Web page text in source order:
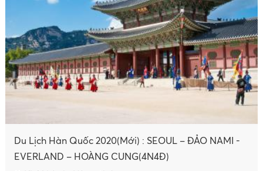
Tour Trung Quốc: Trương Gia Giới - Phượng Hoàng
Cổ Trấn